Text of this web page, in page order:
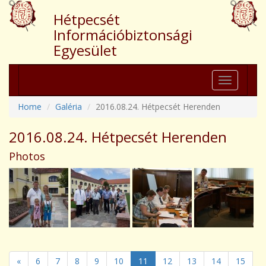
Hétpecsét
Információbiztonsági
Egyesület
Toggle
navigation
Home
Galéria 2016.08.24. Hétpecsét Herenden
2016.08.24. Hétpecsét Herenden
Photos
« 6 7 8 9 10 11 12 13 14 15